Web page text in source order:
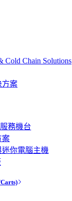
Cold Chain Solutions
方案
務機台
案
你電腦主機